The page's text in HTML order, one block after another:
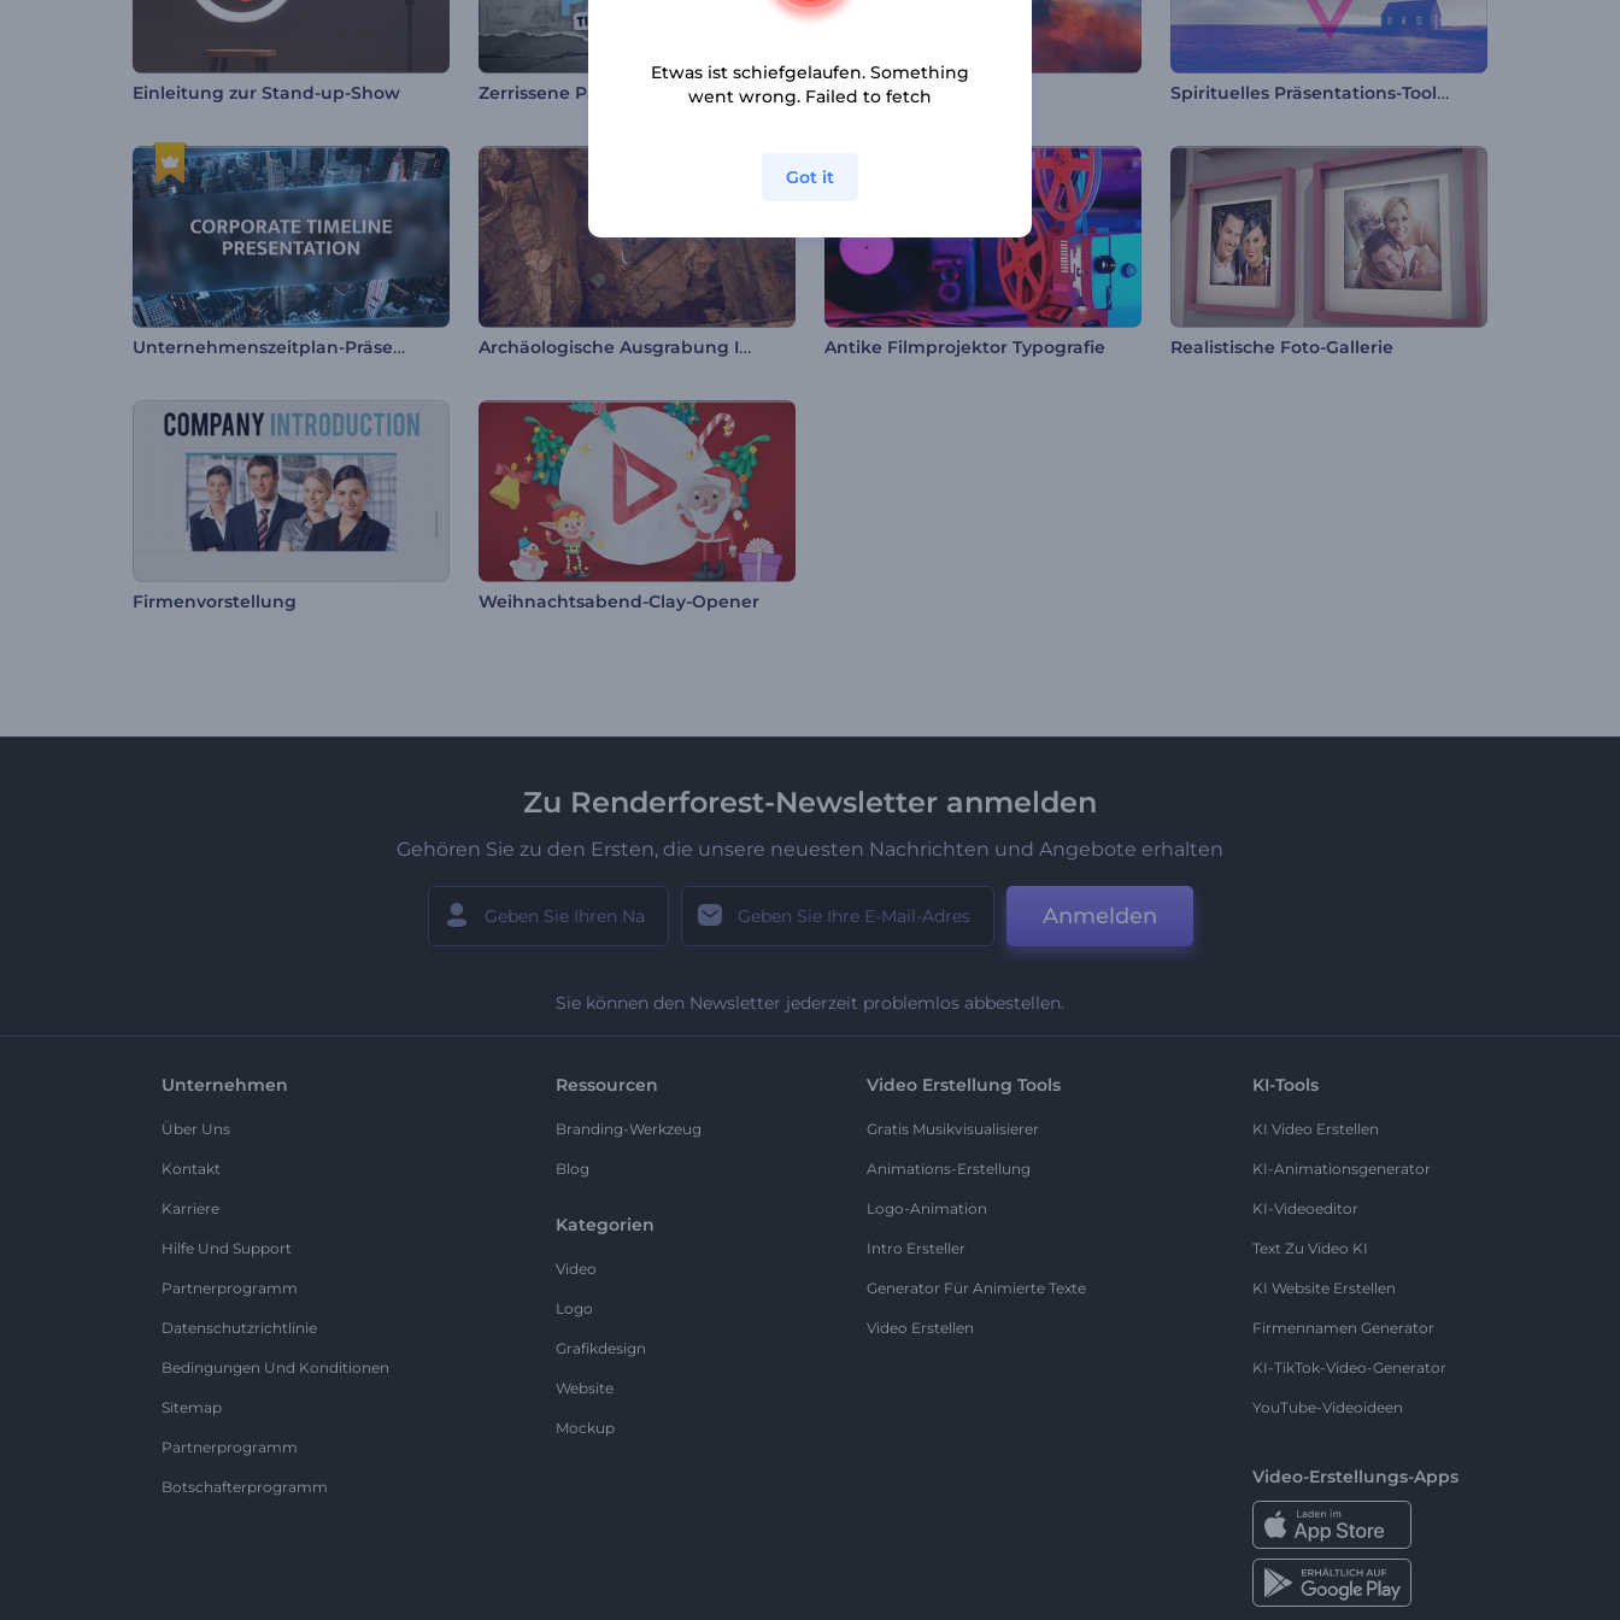
Einleitung zur Stand-up-Show Zerrissene Papiertitel Opener Film-Opener Wolken Spirituelles Präsentations-Toolkit
Unternehmenszeitplan-Präsentation Archäologische Ausgrabung Intro Antike Filmprojektor Typografie Realistische Foto-Gallerie
Firmenvorstellung Weihnachtsabend-Clay-Opener
Zu Renderforest-Newsletter anmelden
Gehören Sie zu den Ersten, die unsere neuesten Nachrichten und Angebote erhalten
Anmelden
Sie können den Newsletter jederzeit problemlos abbestellen.
Unternehmen
Über Uns
Kontakt
Karriere
Hilfe Und Support
Partnerprogramm
Datenschutzrichtlinie
Bedingungen Und Konditionen
Sitemap
Partnerprogramm
Botschafterprogramm
Ressourcen
Branding-Werkzeug
Blog
Kategorien
Video
Logo
Grafikdesign
Website
Mockup
Video Erstellung Tools
Gratis Musikvisualisierer
Animations-Erstellung
Logo-Animation
Intro Ersteller
Generator Für Animierte Texte
Video Erstellen
KI-Tools
KI Video Erstellen
KI-Animationsgenerator
KI-Videoeditor
Text Zu Video KI
KI Website Erstellen
Firmennamen Generator
KI-TikTok-Video-Generator
YouTube-Videoideen
Video-Erstellungs-Apps
Etwas ist schiefgelaufen. Something
went wrong. Failed to fetch
Got it